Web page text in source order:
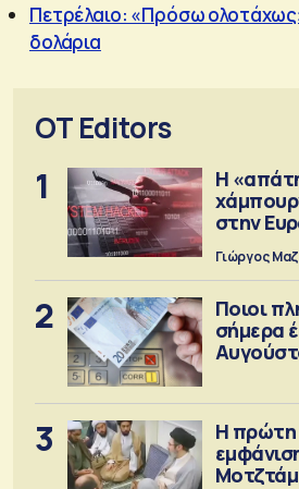
Πετρέλαιο: «Πρόσω
δολάρια
OT Editors
1
Η
στην
Γιώργος
2
Ποιοι
σήμερα
3
Η πρώτη